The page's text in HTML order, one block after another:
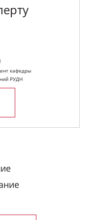
кафедры
РУДН